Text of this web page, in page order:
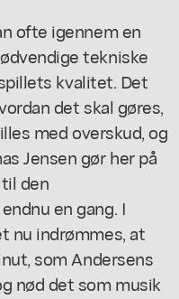
ofte igennem en
tekniske
kvalitet. Det
det skal gøres,
med overskud, og
Jensen gør her på
den
en gang. I
nu indrømmes, at
som Andersens
nød det som musik